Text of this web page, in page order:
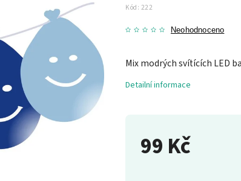
99 Kč
Kód: 222
Neohodnoceno
Mix modrých svítících LED
Detailní informace